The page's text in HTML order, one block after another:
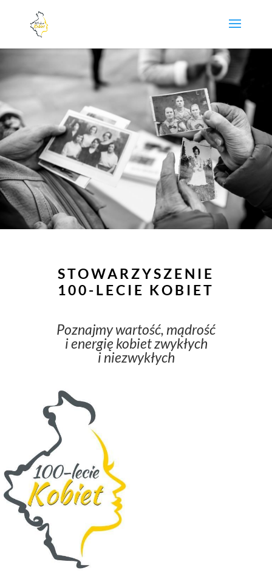
STOWARZYSZENIE
100-LECIE KOBIET
Poznajmy wartość, mądrość
i energię kobiet zwykłych
i niezwykłych